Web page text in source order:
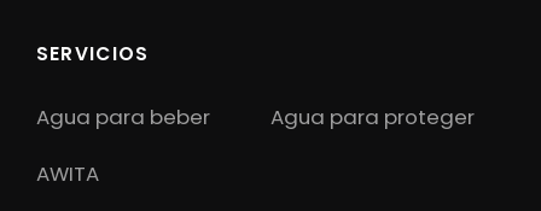
SERVICIOS
Agua para beber
Agua para proteger
AWITA